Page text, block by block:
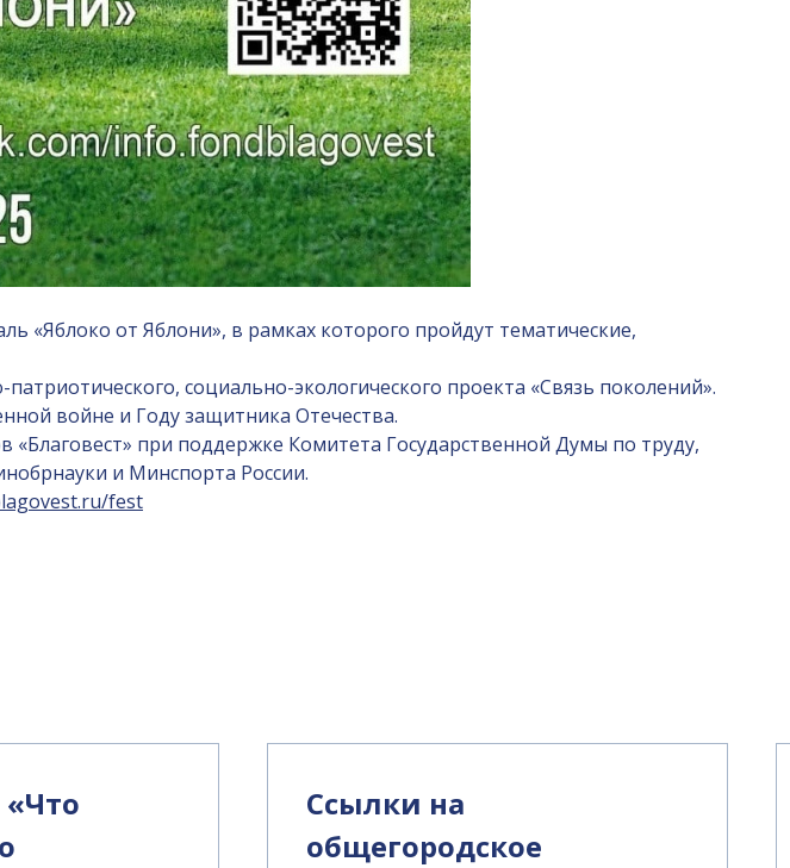
«Яблоко от Яблони», в рамках которого пройдут тематические,
социально-экологического проекта «Связь поколений».
войне и Году защитника Отечества.
при поддержке Комитета Государственной Думы по труду,
и Минспорта России.
fest
Ссылки на
общегородское